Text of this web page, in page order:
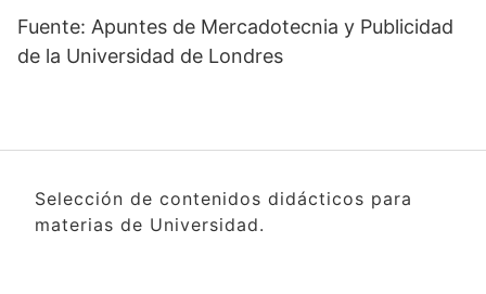
Fuente: Apuntes de Mercadotecnia y Publicidad
de la Universidad de Londres
Selección de contenidos didácticos para
materias de Universidad.